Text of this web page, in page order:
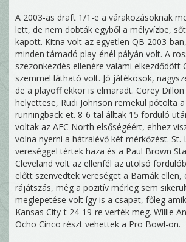
A 2003-as draft 1/1-e a várakozásoknak
lett, de nem dobták egyből a mélyvízbe,
kapott. Kitna volt az egyetlen QB 2003-
minden támadó play-énél pályán volt. A
szezonkezdés ellenére valami elkezdődött
szemmel látható volt. Jó játékosok,
de a playoff ekkor is elmaradt. Corey
helyettese, Rudi Johnson remekül pótolta
runningback-et. 8-6-tal álltak 15 forduló
voltak az AFC North elsőségéért, ehhez
volna nyerni a hátralévő két mérkőzést. St.
vereséggel tértek haza és a Paul Brown
Cleveland volt az ellenfél az utolsó
előtt szenvedtek vereséget a Barnák ellen,
rájátszás, még a pozitív mérleg sem
meglepetése volt így is a csapat, főleg
Kansas City-t 24-19-re verték meg. Willie
Ocho Cinco részt vehettek a Pro Bowl-on.